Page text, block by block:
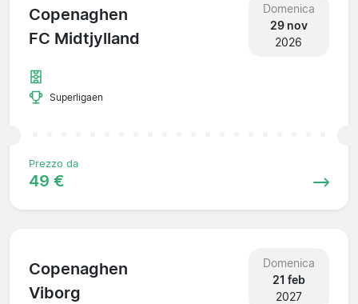
Copenaghen
FC Midtjylland
Domenica
29 nov
2026
Superligaen
Prezzo da
49 €
Copenaghen
Viborg
Domenica
21 feb
2027